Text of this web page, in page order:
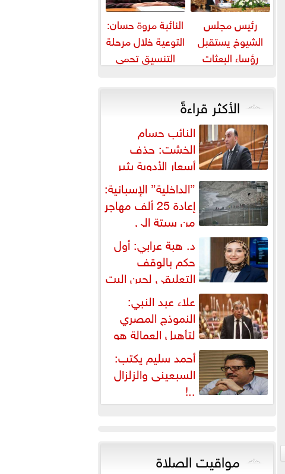
رئيس مجلس
الشيوخ يستقبل
رؤساء البعثات
المصرية بالخارج
النائبة مروة حسان:
التوعية خلال مرحلة
التنسيق تحمي
الأكاديمي
الأكثر قراءةً
النائب حسام
الخشت: حذف
أسعار الأدوية يثير
إشكالية دستورية ويهدد حق
المواطن...
”الداخلية” الإسبانية:
إعادة 25 ألف مهاجر
من سبتة إلى
المغرب... وارتفاع حصيلة...
د. هبة عرابي: أول
حكم بالوقف
التعليقي لحين البت
في الطعن على... علاء عبد النبي:
النموذج المصري
لتأهيل العمالة هو
البديل العملي والأمثل لأزمات...
أحمد سليم يكتب:
السبعينى والزلزال
..!
مواقيت الصلاة